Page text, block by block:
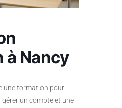
à Nancy
une formation pour
un compte et une